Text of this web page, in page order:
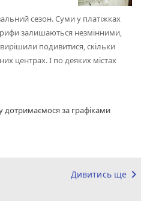
сезон. Суми у платіжках
залишаються незмінними,
подивитися, скільки
центрах. І по деяких містах
бережи світло бережи воду дотримаємося за графіками
Дивитись ще keyboard_arrow_right